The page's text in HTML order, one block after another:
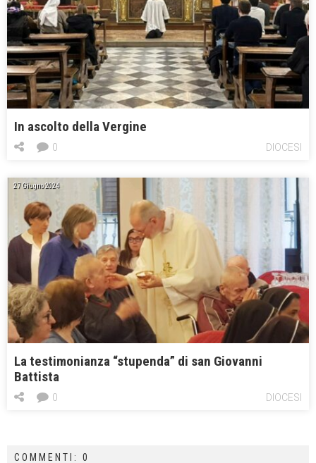
In ascolto della Vergine
DIOCESI
0
27 Giugno 2024
La testimonianza “stupenda” di san Giovanni
Battista
DIOCESI
0
COMMENTI: 0